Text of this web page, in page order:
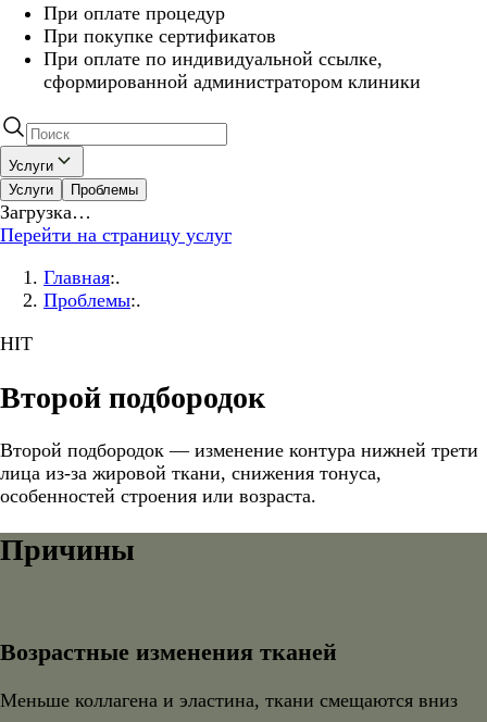
При оплате процедур
При покупке сертификатов
При оплате по индивидуальной ссылке,
сформированной администратором клиники
Услуги
Услуги
Проблемы
Загрузка…
Перейти на страницу услуг
Главная:.
Проблемы:.
HIT
Второй подбородок
Второй подбородок — изменение контура нижней трети
лица из-за жировой ткани, снижения тонуса,
особенностей строения или возраста.
Причины
Возрастные изменения тканей
Меньше коллагена и эластина, ткани смещаются вниз